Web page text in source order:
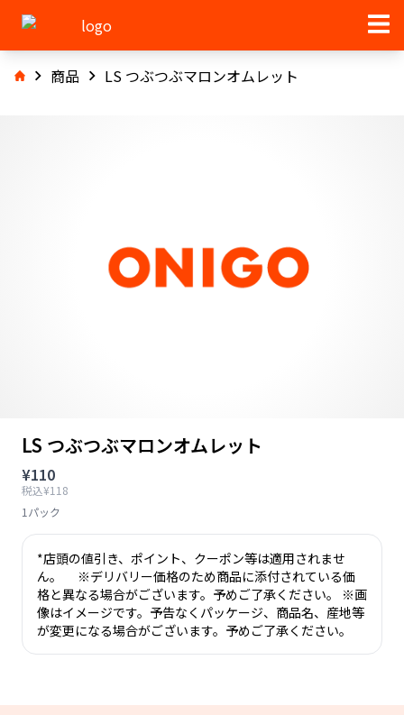
商品 LS つぶつぶマロンオムレット
LS つぶつぶマロンオムレット
¥110
税込¥118
1パック
*店頭の値引き、ポイント、クーポン等は適用されませ
ん。 ※デリバリー価格のため商品に添付されている価
格と異なる場合がございます。予めご了承ください。 ※画
像はイメージです。予告なくパッケージ、商品名、産地等
が変更になる場合がございます。予めご了承ください。